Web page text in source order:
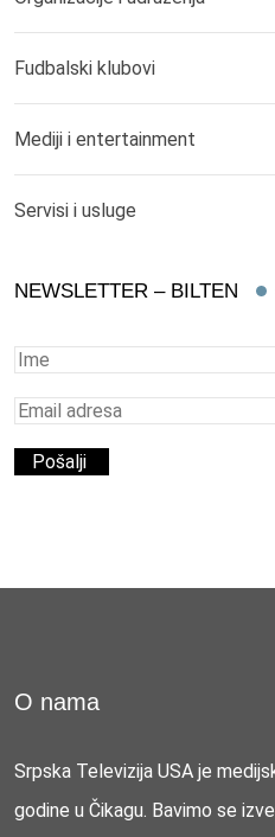
Fudbalski klubovi
Mediji i entertainment
Servisi i usluge
NEWSLETTER – BILTEN
O nama
Srpska Televizija USA je
godine u Čikagu. Bavimo se